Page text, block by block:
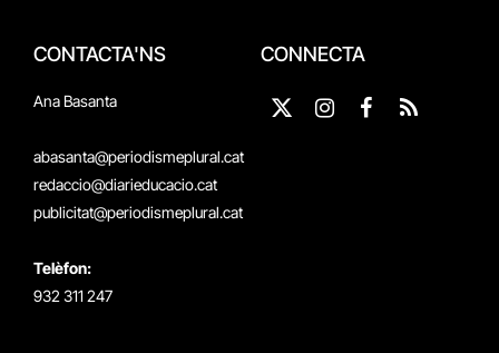
CONTACTA'NS
Ana Basanta
abasanta@periodismeplural.cat
redaccio@diarieducacio.cat
publicitat@periodismeplural.cat
Telèfon:
932 311 247
CONNECTA
X
Instagram
Facebook
RSS